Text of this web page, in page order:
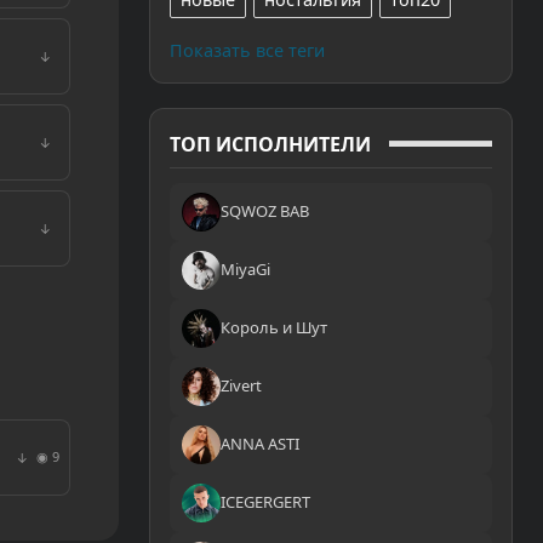
Показать все теги
ТОП ИСПОЛНИТЕЛИ
SQWOZ BAB
MiyaGi
Король и Шут
Zivert
ANNA ASTI
ICEGERGERT
↓
↓
↓
↓ ◉ 9